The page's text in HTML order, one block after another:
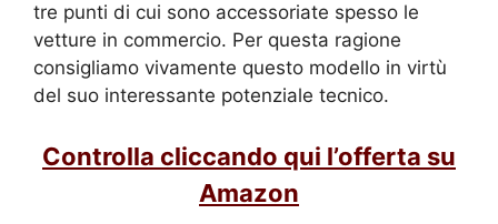
tre punti di cui sono accessoriate spesso le
vetture in commercio. Per questa ragione
consigliamo vivamente questo modello in virtù
del suo interessante potenziale tecnico.
Controlla cliccando qui l’offerta su
Amazon